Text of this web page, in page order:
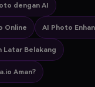
dengan AI
Online AI Photo
Latar Belakang
Aman?